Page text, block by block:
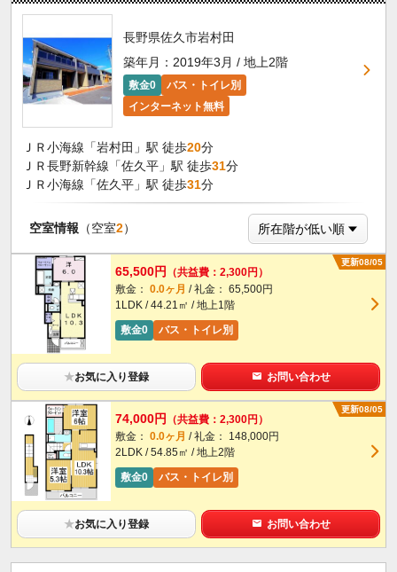
長野県佐久市岩村田
築年月：2019年3月 / 地上2階
敷金0
バス・トイレ別
インターネット無料
ＪＲ小海線「岩村田」駅 徒歩20分
ＪＲ長野新幹線「佐久平」駅 徒歩31分
ＪＲ小海線「佐久平」駅 徒歩31分
空室情報 （空室2）
更新08/05
65,500円
（共益費：2,300円）
敷金： 0.0ヶ月 / 礼金： 65,500円
1LDK / 44.21㎡ / 地上1階
敷金0
バス・トイレ別
★お気に入り登録 お問い合わせ
更新08/05
74,000円
（共益費：2,300円）
敷金： 0.0ヶ月 / 礼金： 148,000円
2LDK / 54.85㎡ / 地上2階
敷金0
バス・トイレ別
★お気に入り登録 お問い合わせ